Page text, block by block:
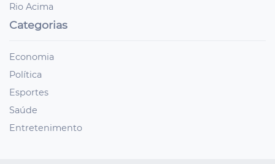
Rio Acima
Categorias
Economia
Política
Esportes
Saúde
Entretenimento